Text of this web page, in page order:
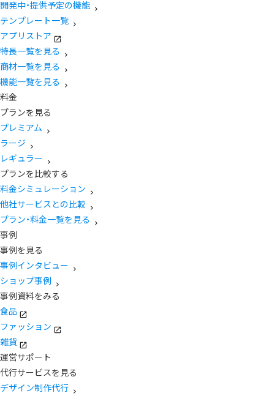
開発中・提供予定の機能
テンプレート一覧
アプリストア
特長一覧を見る
商材一覧を見る
機能一覧を見る
料金
プランを見る
プレミアム
ラージ
レギュラー
プランを比較する
料金シミュレーション
他社サービスとの比較
プラン・料金一覧を見る
事例
事例を見る
事例インタビュー
ショップ事例
事例資料をみる
食品
ファッション
雑貨
運営サポート
代行サービスを見る
デザイン制作代行